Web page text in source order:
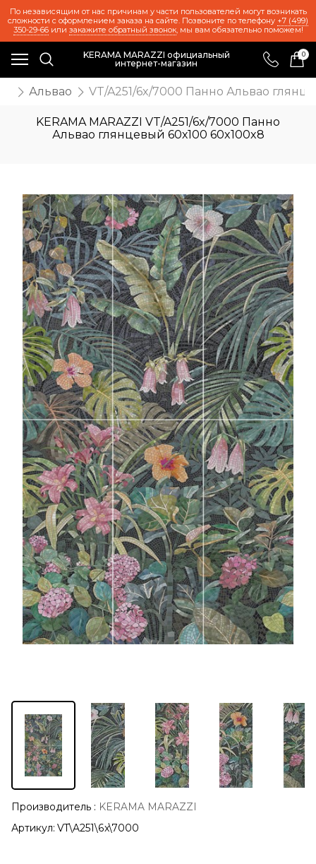
По независящим от нас причинам у части пользователей могут возникать
сложности с оформлением заказа на сайте. Позвоните по телефону +7 (499)
350-29-66или закажите обратный звонок, мы вам обязательно поможем!
KERAMA MARAZZI официальный
интернет-магазин
0
Альвао VT/A251/6x/7000 Панно Альвао
KERAMA MARAZZI VT/A251/6x/7000 Панно
Альвао глянцевый 60х100 60x100x8
Производитель : KERAMA MARAZZI
Артикул: VT\A251\6x\7000